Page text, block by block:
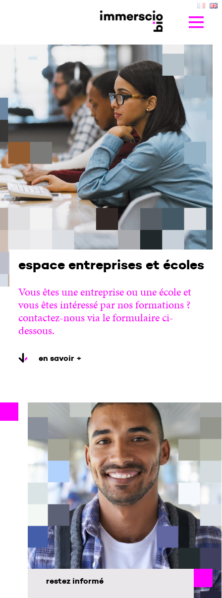
espace entreprises et écoles
Vous êtes une entreprise ou une école et
vous êtes intéressé par nos formations ?
contactez-nous via le formulaire ci-
dessous.
en savoir +
restez informé